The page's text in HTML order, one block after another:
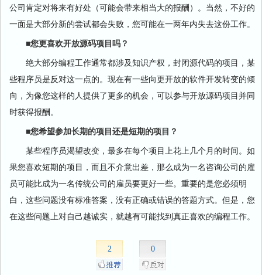
公司肯定对将来有好处（可能会带来相当大的报酬）。当然，不好的
一面是大部分新的尝试都会失败，您可能在一两年内失去这份工作。
■您更喜欢开放源码项目吗？
绝大部分编程工作通常都涉及知识产权，封闭源代码的项目，某
些程序员是反对这一点的。现在有一些向更开放的软件开发转变的倾
向，为像您这样的人提供了更多的机会，可以参与开放源码项目并同
时获得报酬。
■您希望参加长期的项目还是短期的项目？
某些程序员渴望改变，最多在每个项目上花上几个月的时间。如
果您喜欢短期的项目，而且不介意出差，那么成为一名咨询公司的雇
员可能比成为一名传统公司的雇员要更好一些。重要的是您必须明
白，这些问题没有标准答案，没有正确或错误的答题方式。但是，您
在这些问题上对自己越诚实，就越有可能找到真正喜欢的编程工作。
2 0